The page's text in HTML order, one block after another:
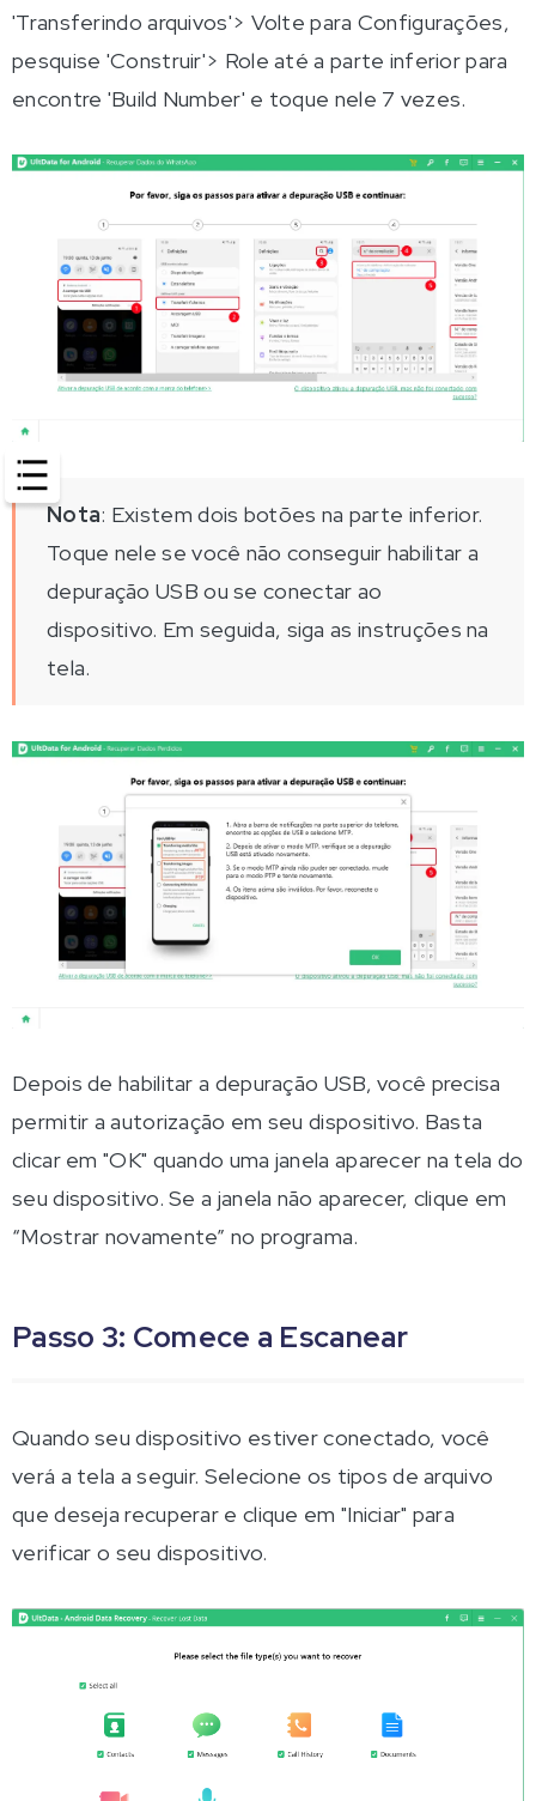
'Transferindo arquivos'> Volte para Configurações,
pesquise 'Construir'> Role até a parte inferior para
encontre 'Build Number' e toque nele 7 vezes.
Nota: Existem dois botões na parte inferior.
Toque nele se você não conseguir habilitar a
depuração USB ou se conectar ao
dispositivo. Em seguida, siga as instruções na
tela.
Depois de habilitar a depuração USB, você precisa
permitir a autorização em seu dispositivo. Basta
clicar em "OK" quando uma janela aparecer na tela do
seu dispositivo. Se a janela não aparecer, clique em
“Mostrar novamente” no programa.
Passo 3: Comece a Escanear
Quando seu dispositivo estiver conectado, você
verá a tela a seguir. Selecione os tipos de arquivo
que deseja recuperar e clique em "Iniciar" para
verificar o seu dispositivo.